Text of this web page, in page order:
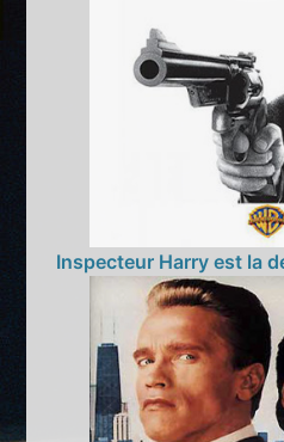
Inspecteur Harry est la